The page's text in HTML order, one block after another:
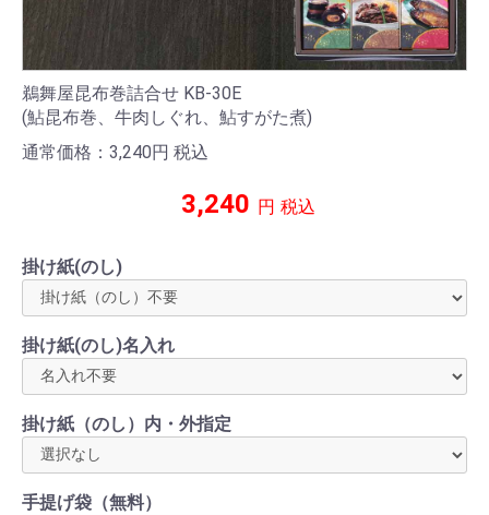
鵜舞屋昆布巻詰合せ KB-30E
(鮎昆布巻、牛肉しぐれ、鮎すがた煮)
通常価格：3,240円 税込
3,240 円 税込
掛け紙(のし)
掛け紙(のし)名入れ
掛け紙（のし）内・外指定
手提げ袋（無料）